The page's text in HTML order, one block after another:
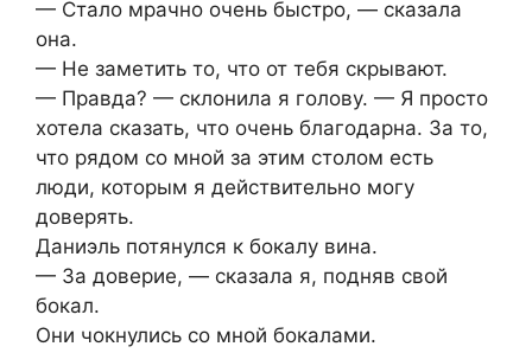
— Стало мрачно очень быстро, — сказала
она.
— Не заметить то, что от тебя скрывают.
— Правда? — склонила я голову. — Я просто
хотела сказать, что очень благодарна. За то,
что рядом со мной за этим столом есть
люди, которым я действительно могу
доверять.
Даниэль потянулся к бокалу вина.
— За доверие, — сказала я, подняв свой
бокал.
Они чокнулись со мной бокалами.